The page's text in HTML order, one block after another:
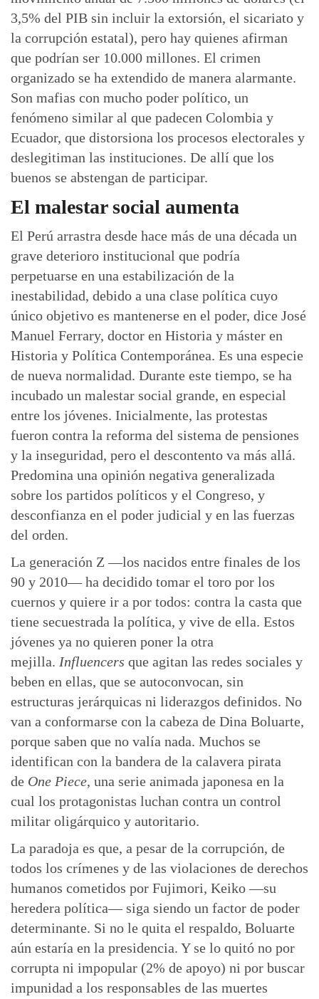
3,5% del PIB sin incluir la extorsión, el sicariato y
la corrupción estatal), pero hay quienes afirman
que podrían ser 10.000 millones. El crimen
organizado se ha extendido de manera alarmante.
Son mafias con mucho poder político, un
fenómeno similar al que padecen Colombia y
Ecuador, que distorsiona los procesos electorales y
deslegitiman las instituciones. De allí que los
buenos se abstengan de participar.
El malestar social aumenta
El Perú arrastra desde hace más de una década un
grave deterioro institucional que podría
perpetuarse en una estabilización de la
inestabilidad, debido a una clase política cuyo
único objetivo es mantenerse en el poder, dice José
Manuel Ferrary, doctor en Historia y máster en
Historia y Política Contemporánea. Es una especie
de nueva normalidad. Durante este tiempo, se ha
incubado un malestar social grande, en especial
entre los jóvenes. Inicialmente, las protestas
fueron contra la reforma del sistema de pensiones
y la inseguridad, pero el descontento va más allá.
Predomina una opinión negativa generalizada
sobre los partidos políticos y el Congreso, y
desconfianza en el poder judicial y en las fuerzas
del orden.
La generación Z —los nacidos entre finales de los
90 y 2010— ha decidido tomar el toro por los
cuernos y quiere ir a por todos: contra la casta que
tiene secuestrada la política, y vive de ella. Estos
jóvenes ya no quieren poner la otra
mejilla. Influencers que agitan las redes sociales y
beben en ellas, que se autoconvocan, sin
estructuras jerárquicas ni liderazgos definidos. No
van a conformarse con la cabeza de Dina Boluarte,
porque saben que no valía nada. Muchos se
identifican con la bandera de la calavera pirata
de One Piece, una serie animada japonesa en la
cual los protagonistas luchan contra un control
militar oligárquico y autoritario.
La paradoja es que, a pesar de la corrupción, de
todos los crímenes y de las violaciones de derechos
humanos cometidos por Fujimori, Keiko —su
heredera política— siga siendo un factor de poder
determinante. Si no le quita el respaldo, Boluarte
aún estaría en la presidencia. Y se lo quitó no por
corrupta ni impopular (2% de apoyo) ni por buscar
impunidad a los responsables de las muertes